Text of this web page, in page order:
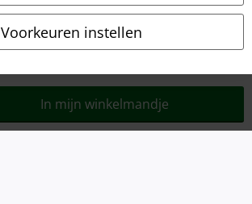
Voorkeuren instellen
In mijn winkelmandje